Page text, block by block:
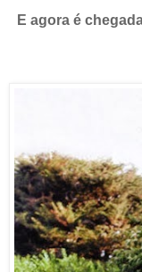
E agora é